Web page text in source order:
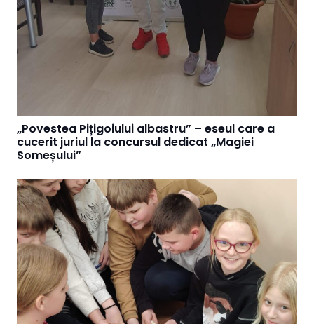
„Povestea Pițigoiului albastru” – eseul care a
cucerit juriul la concursul dedicat „Magiei
Someșului”